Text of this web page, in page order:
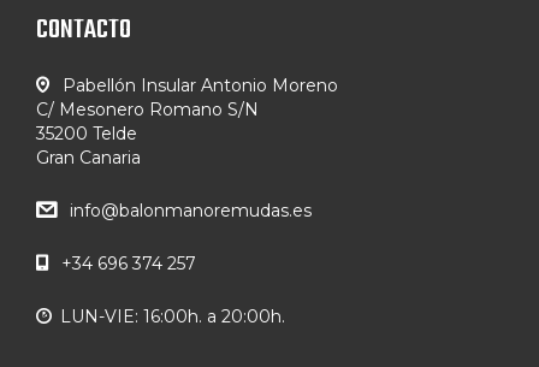
CONTACTO
Pabellón Insular Antonio Moreno
C/ Mesonero Romano S/N
35200 Telde
Gran Canaria
info@balonmanoremudas.es
+34 696 374 257
LUN-VIE: 16:00h. a 20:00h.